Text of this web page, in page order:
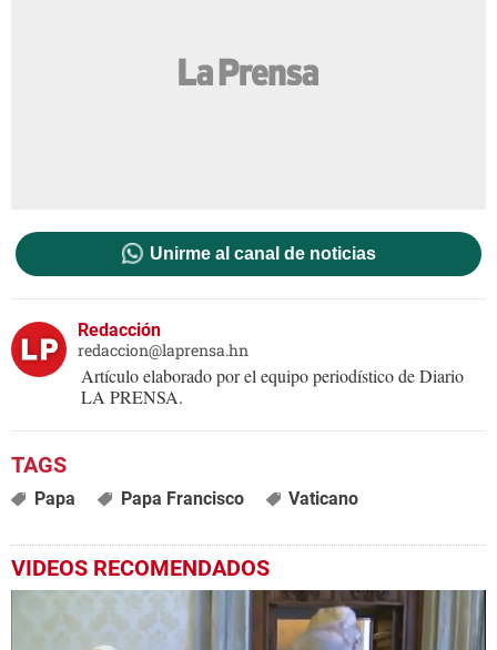
Unirme al canal de noticias
Redacción
redaccion@laprensa.hn
Artículo elaborado por el equipo periodístico de Diario
LA PRENSA.
Papa Papa Francisco Vaticano
VIDEOS RECOMENDADOS